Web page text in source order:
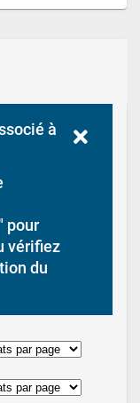
à
pour
vérifiez
du